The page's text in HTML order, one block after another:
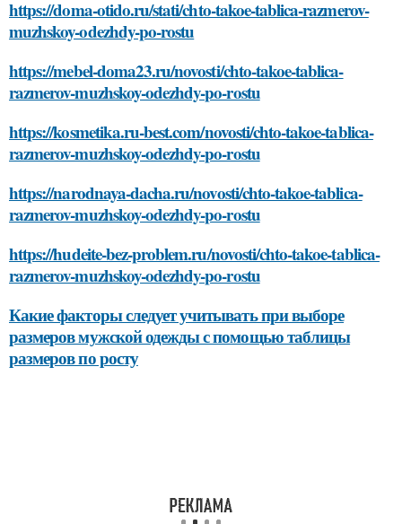
https://doma-otido.ru/stati/chto-takoe-tablica-razmerov-
muzhskoy-odezhdy-po-rostu
https://mebel-doma23.ru/novosti/chto-takoe-tablica-
razmerov-muzhskoy-odezhdy-po-rostu
https://kosmetika.ru-best.com/novosti/chto-takoe-tablica-
razmerov-muzhskoy-odezhdy-po-rostu
https://narodnaya-dacha.ru/novosti/chto-takoe-tablica-
razmerov-muzhskoy-odezhdy-po-rostu
https://hudeite-bez-problem.ru/novosti/chto-takoe-tablica-
razmerov-muzhskoy-odezhdy-po-rostu
Какие факторы следует учитывать при выборе
размеров мужской одежды с помощью таблицы
размеров по росту